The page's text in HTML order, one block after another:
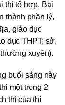
thi tổ hợp. Bài
thành phần lý,
giáo dục
dục THPT; sử,
xuyên).
buổi sáng này
một trong 2
thi của thí